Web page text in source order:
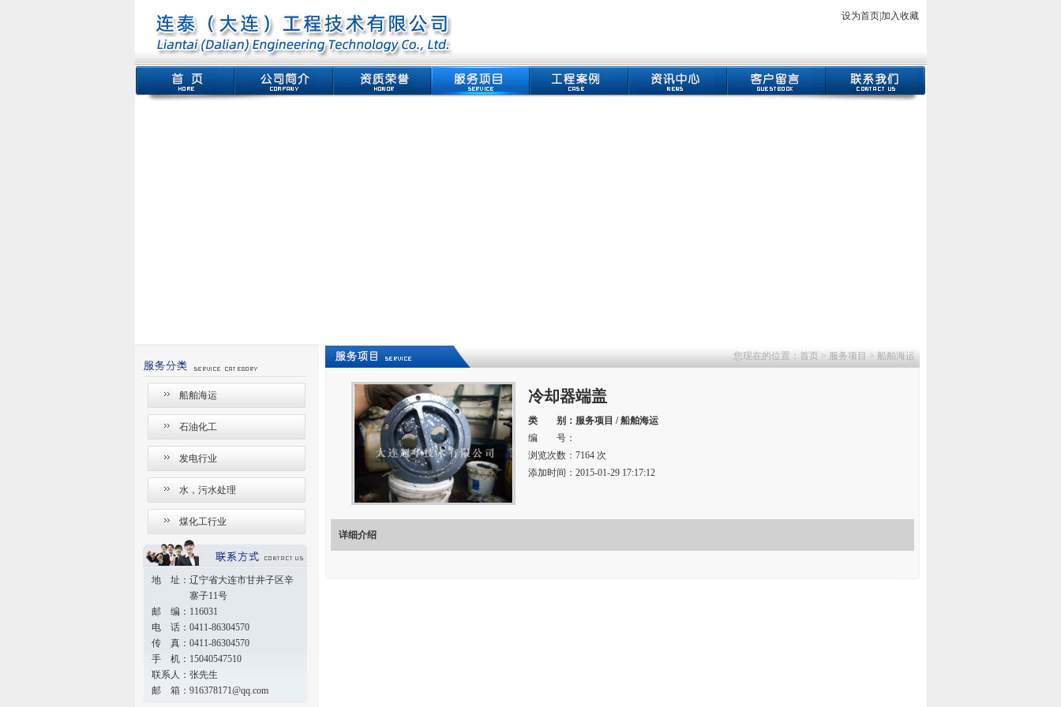
设为首页|加入收藏
船舶海运
石油化工
发电行业
水，污水处理
煤化工行业
地 址：辽宁省大连市甘井子区辛
寨子11号
邮 编：116031
电 话：0411-86304570
传 真：0411-86304570
手 机：15040547510
联系人：张先生
邮 箱：916378171@qq.com
您现在的位置： 首页 > 服务项目 > 船舶海运
冷却器端盖
类 别 ：服务项目 / 船舶海运
编 号：
浏览次数：7164 次
添加时间：2015-01-29 17:17:12
详细介绍